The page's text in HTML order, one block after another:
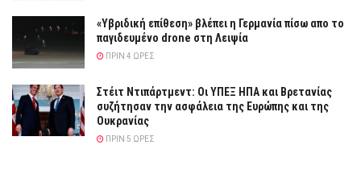
«Υβριδική επίθεση» βλέπει η Γερμανία πίσω απο το
παγιδευμένο drone στη Λειψία
ΠΡΙΝ 4 ΏΡΕΣ
Στέιτ Ντιπάρτμεντ: Οι ΥΠΕΞ ΗΠΑ και Βρετανίας
συζήτησαν την ασφάλεια της Ευρώπης και της
Ουκρανίας
ΠΡΙΝ 5 ΏΡΕΣ